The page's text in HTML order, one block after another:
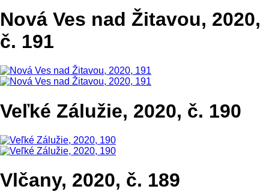
Nová Ves nad Žitavou, 2020,
č. 191
Veľké Zálužie, 2020, č. 190
Vlčany, 2020, č. 189